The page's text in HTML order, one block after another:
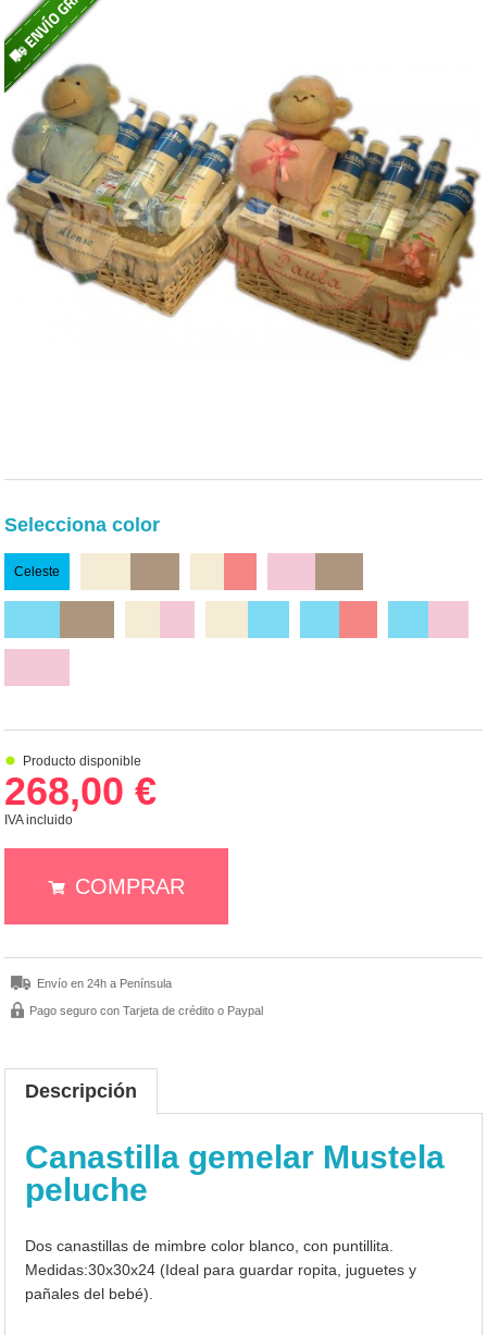
Selecciona color
Celeste
Producto disponible
268,00 €
IVA incluido
COMPRAR
Envío en 24h a Península
Pago seguro con Tarjeta de crédito o Paypal
Descripción
Canastilla gemelar Mustela
peluche
Dos canastillas de mimbre color blanco, con puntillita.
Medidas:30x30x24 (Ideal para guardar ropita, juguetes y
pañales del bebé).